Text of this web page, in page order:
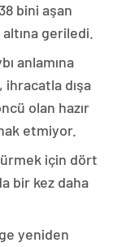
bini aşan
geriledi.
anlamına
dışa
olan hazır
etmiyor.
için dört
bir kez daha
yeniden